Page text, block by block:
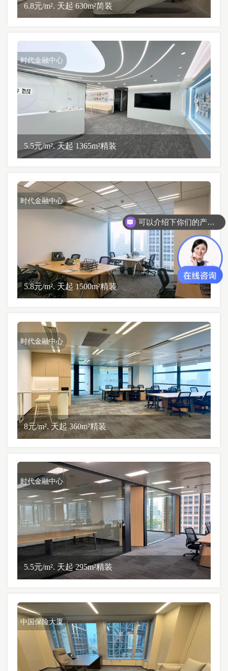
6.8元/m². 天起 630m²简装
时代金融中心
5.5元/m². 天起 1365m²精装
时代金融中心
5.8元/m². 天起 1500m²精装
时代金融中心
8元/m². 天起 360m²精装
时代金融中心
5.5元/m². 天起 295m²精装
中国保险大厦
可以介绍下你们的产品么？